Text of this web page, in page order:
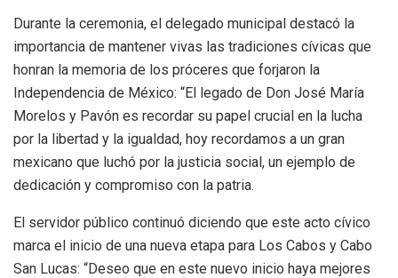
Durante la ceremonia, el delegado municipal destacó la
importancia de mantener vivas las tradiciones cívicas que
honran la memoria de los próceres que forjaron la
Independencia de México: “El legado de Don José María
Morelos y Pavón es recordar su papel crucial en la lucha
por la libertad y la igualdad, hoy recordamos a un gran
mexicano que luchó por la justicia social, un ejemplo de
dedicación y compromiso con la patria.
El servidor público continuó diciendo que este acto cívico
marca el inicio de una nueva etapa para Los Cabos y Cabo
San Lucas: “Deseo que en este nuevo inicio haya mejores